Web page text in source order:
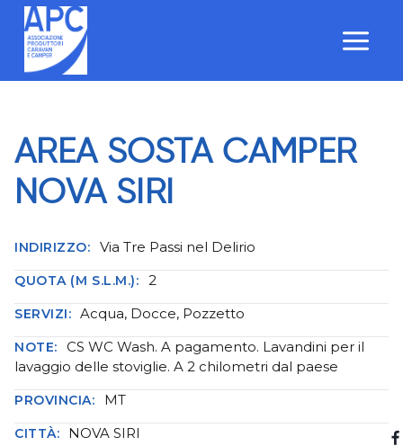
Salta
contenuto
AREA SOSTA CAMPER
NOVA SIRI
INDIRIZZO: Via Tre Passi nel Delirio
QUOTA (M S.L.M.): 2
SERVIZI: Acqua, Docce, Pozzetto
NOTE:
CS WC Wash. A pagamento. Lavandini per il
lavaggio delle stoviglie. A 2 chilometri dal paese
PROVINCIA: MT
CITTÀ: NOVA SIRI